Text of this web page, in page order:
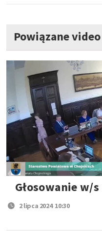
Powiązane video
Głosowanie w/
2 lipca 2024 10:30